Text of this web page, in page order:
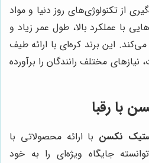
از تکنولوژی‌های روز دنیا و مواد
با عملکرد بالا، طول عمر زیاد و
می‌کند. این برند کره‌ای با ارائه طیف
مختلف رانندگان را برآورده
با رقبا
نکسن با ارائه محصولاتی با
جایگاه ویژه‌ای را به خود